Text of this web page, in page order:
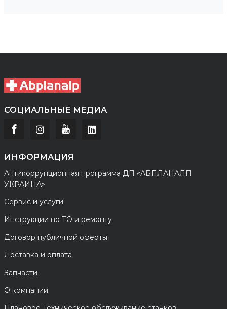
СОЦИАЛЬНЫЕ МЕДИА
ИНФОРМАЦИЯ
Антикоррупционная программа ДП «АБПЛАНАЛП
УКРАИНА»
Сервис и услуги
Инструкции по ТО и ремонту
Договор публичной оферты
Доставка и оплата
Запчасти
О компании